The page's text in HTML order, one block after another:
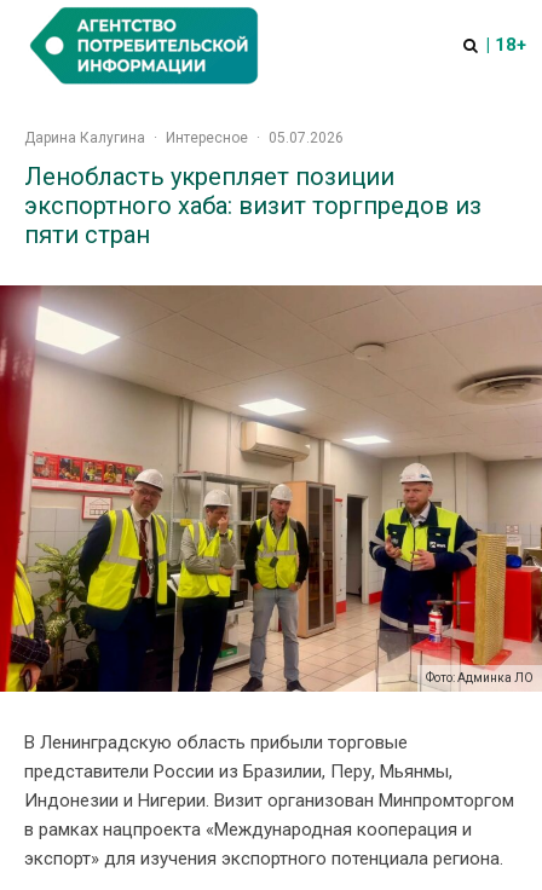
| 18+
Дарина Калугина · Интересное · 05.07.2026
Ленобласть укрепляет позиции
экспортного хаба: визит торгпредов из
пяти стран
Фото: Админка ЛО
В Ленинградскую область прибыли торговые
представители России из Бразилии, Перу, Мьянмы,
Индонезии и Нигерии. Визит организован Минпромторгом
в рамках нацпроекта «Международная кооперация и
экспорт» для изучения экспортного потенциала региона.